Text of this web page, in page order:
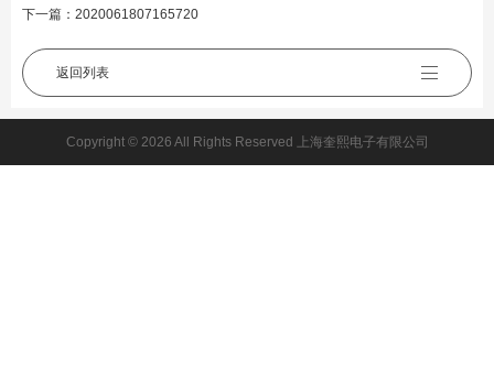
下一篇： 2020061807165720
返回列表
Copyright © 2026 All Rights Reserved 上海奎熙电子有限公司